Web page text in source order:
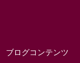
ブログコンテンツ